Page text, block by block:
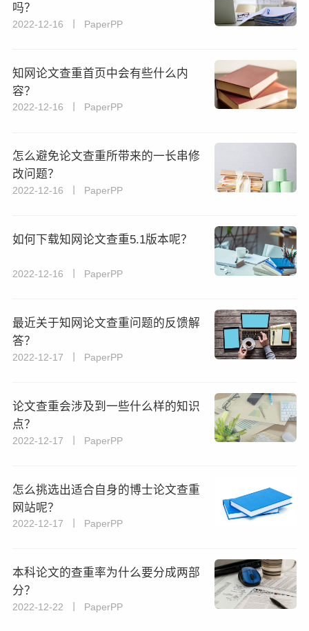
吗？
2022-12-16 丨 PaperPP
知网论文查重首页中会有些什么内
容？
2022-12-16 丨 PaperPP
怎么避免论文查重所带来的一长串修
改问题？
2022-12-16 丨 PaperPP
如何下载知网论文查重5.1版本呢？
2022-12-16 丨 PaperPP
最近关于知网论文查重问题的反馈解
答？
2022-12-17 丨 PaperPP
论文查重会涉及到一些什么样的知识
点？
2022-12-17 丨 PaperPP
怎么挑选出适合自身的博士论文查重
网站呢？
2022-12-17 丨 PaperPP
本科论文的查重率为什么要分成两部
分？
2022-12-22 丨 PaperPP